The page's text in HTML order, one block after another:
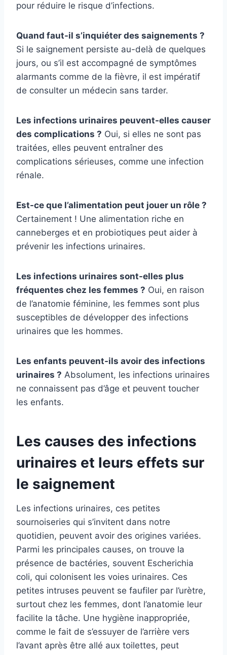
pour réduire le risque d’infections.
Quand faut-il s’inquiéter des saignements ?
Si le saignement persiste au-delà de quelques
jours, ou s’il est accompagné de symptômes
alarmants comme de la fièvre, il est impératif
de consulter un médecin sans tarder.
Les infections urinaires peuvent-elles causer
des complications ? Oui, si elles ne sont pas
traitées, elles peuvent entraîner des
complications sérieuses, comme une infection
rénale.
Est-ce que l’alimentation peut jouer un rôle ?
Certainement ! Une alimentation riche en
canneberges et en probiotiques peut aider à
prévenir les infections urinaires.
Les infections urinaires sont-elles plus
fréquentes chez les femmes ? Oui, en raison
de l’anatomie féminine, les femmes sont plus
susceptibles de développer des infections
urinaires que les hommes.
Les enfants peuvent-ils avoir des infections
urinaires ? Absolument, les infections urinaires
ne connaissent pas d’âge et peuvent toucher
les enfants.
Les causes des infections
urinaires et leurs effets sur
le saignement
Les infections urinaires, ces petites
sournoiseries qui s’invitent dans notre
quotidien, peuvent avoir des origines variées.
Parmi les principales causes, on trouve la
présence de bactéries, souvent Escherichia
coli, qui colonisent les voies urinaires. Ces
petites intruses peuvent se faufiler par l’urètre,
surtout chez les femmes, dont l’anatomie leur
facilite la tâche. Une hygiène inappropriée,
comme le fait de s’essuyer de l’arrière vers
l’avant après être allé aux toilettes, peut